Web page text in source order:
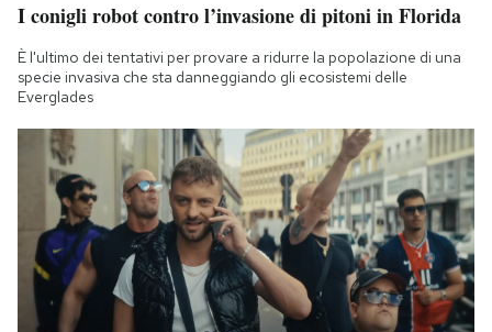
I conigli robot contro l’invasione di pitoni in Florida
È l'ultimo dei tentativi per provare a ridurre la popolazione di una
specie invasiva che sta danneggiando gli ecosistemi delle
Everglades